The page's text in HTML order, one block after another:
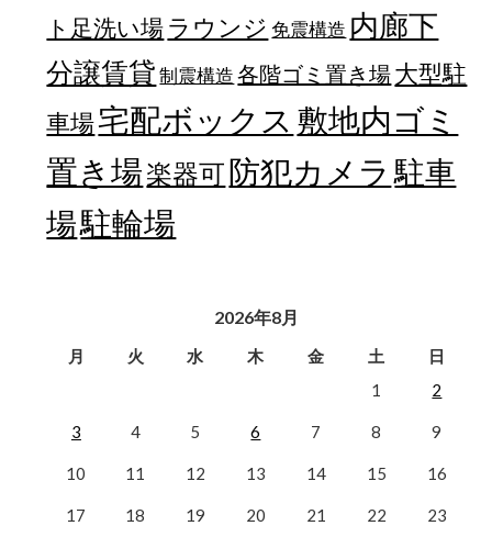
ト足洗い場 ラウンジ 免震構造 内廊下
分譲賃貸 制震構造 各階ゴミ置き場大型駐
車場宅配ボックス 敷地内ゴミ
置き場楽器可防犯カメラ 駐車
場駐輪場
2026年8月
月 火 水 木 金 土
日
1
2
3 4 5 6 7 8 9
10 11 12 13 14 15 16
17 18 19 20 21 22 23